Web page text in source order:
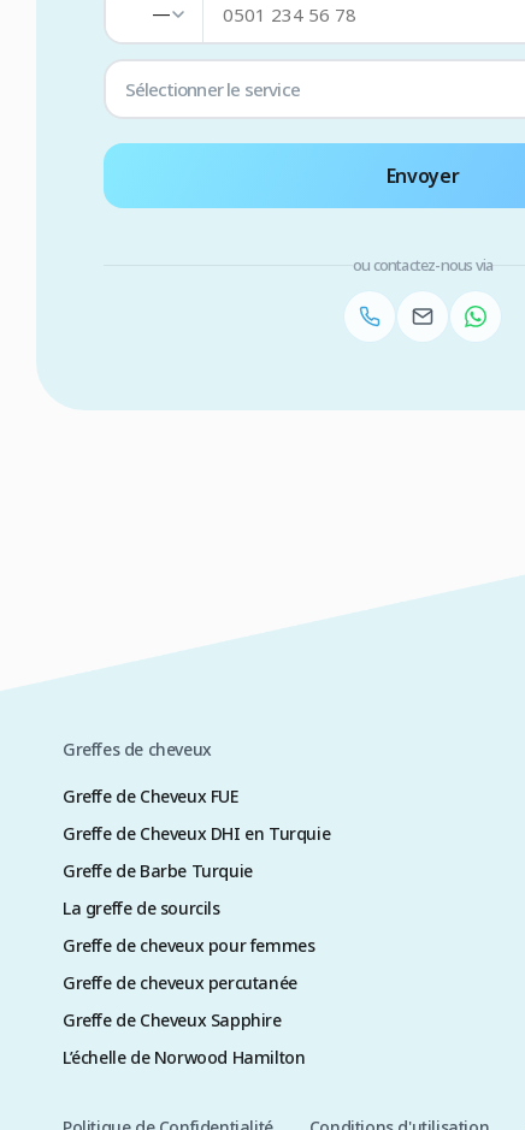
—
Sélectionner le service
Envoyer
ou contactez-nous via
Greffes de cheveux
Greffe de Cheveux FUE
Greffe de Cheveux DHI en Turquie
Greffe de Barbe Turquie
La greffe de sourcils
Greffe de cheveux pour femmes
Greffe de cheveux percutanée
Greffe de Cheveux Sapphire
L’échelle de Norwood Hamilton